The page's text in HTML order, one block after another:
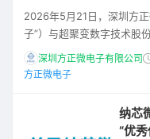
低收
上限
2026年5月21日，深圳方
子”）与超聚变数字技术股
略合作协议。超聚变算力
群、算力事业部电源领域
率模块产品，双方围绕AI
深圳方正微电子有限公司
方正微电子
纳芯
“优